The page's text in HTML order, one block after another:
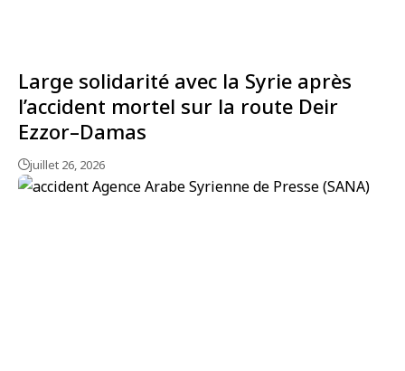
Large solidarité avec la Syrie après
l’accident mortel sur la route Deir
Ezzor–Damas
juillet 26, 2026